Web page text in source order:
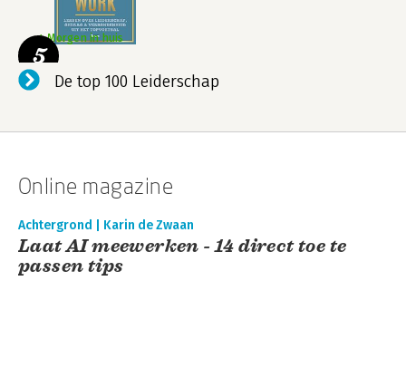
Morgen in huis
5
De top 100 Leiderschap
Online magazine
Achtergrond | Karin de Zwaan
Laat AI meewerken - 14 direct toe te
passen tips